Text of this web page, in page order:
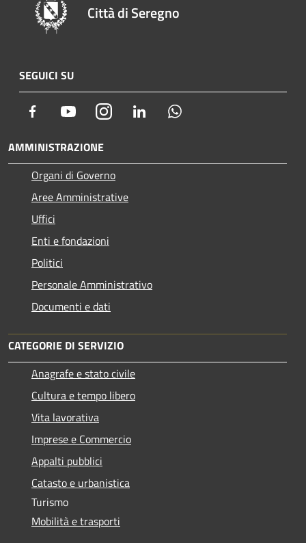
Città di Seregno
SEGUICI SU
Facebook YoutubeInstagram LinkedIn
AMMINISTRAZIONE
Organi di Governo
Aree Amministrative
Uffici
Enti e fondazioni
Politici
Personale Amministrativo
Documenti e dati
CATEGORIE DI SERVIZIO
Anagrafe e stato civile
Cultura e tempo libero
Vita lavorativa
Imprese e Commercio
Appalti pubblici
Catasto e urbanistica
Turismo
Mobilità e trasporti